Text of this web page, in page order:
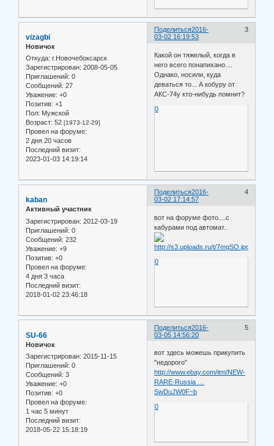
Поделиться 3
2016-
03-02 16:19:53
vizagbi
Новичок
Откуда: г.Новочебоксарск
Зарегистрирован: 2008-05-05
Приглашений: 0
Сообщений: 27
Уважение: +0
Позитив: +1
Пол: Мужской
Возраст: 52 [1973-12-29]
Провел на форуме:
2 дня 20 часов
Последний визит:
2023-01-03 14:19:14
Какой он тяжелый, когда в
него всего понапихано....
Однако, носили, куда
деваться то... А кобуру от
АКС-74у кто-нибудь помнит?
0
Поделиться 4
2016-
03-02 17:14:57
kaban
Активный участник
Зарегистрирован: 2012-03-19
Приглашений: 0
Сообщений: 232
Уважение: +9
Позитив: +0
Провел на форуме:
4 дня 3 часа
Последний визит:
2018-01-02 23:46:18
вот на форуме фото....с
кабурами под автомат..
0
Поделиться 5
2016-
03-05 14:56:20
SU-66
Новичок
Зарегистрирован: 2015-11-15
Приглашений: 0
Сообщений: 3
Уважение: +0
Позитив: +0
Провел на форуме:
1 час 5 минут
Последний визит:
2018-05-22 15:18:19
вот здесь можешь прикупить
"недорого"
http://www.ebay.com/itm/NEW-
RARE-Russia …
SwDuJW0F~b
0